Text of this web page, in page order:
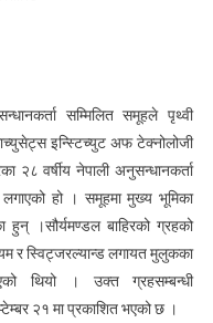
सम्मिलित समूहले पृथ्वी
इन्स्टिच्युट अफ टेक्नोलोजी
२८ वर्षीय नेपाली अनुसन्धानकर्ता
लगाएको हो । समूहमा मुख्य भूमिका
हुन् ।सौर्यमण्डल बाहिरको ग्रहको
र स्विट्जरल्यान्ड लगायत मुलुकका
थियो । उक्त ग्रहसम्बन्धी
२१ मा प्रकाशित भएको छ ।